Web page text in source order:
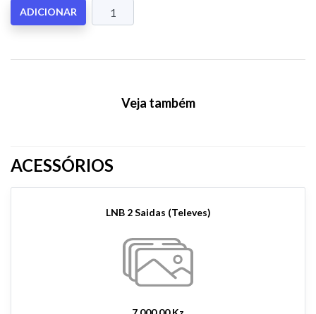
ADICIONAR
Veja também
ACESSÓRIOS
LNB 2 Saidas (Televes)